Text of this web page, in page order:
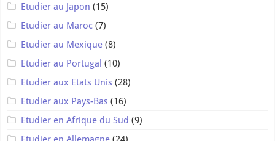
Etudier au Japon (15)
Etudier au Maroc (7)
Etudier au Mexique (8)
Etudier au Portugal (10)
Etudier aux Etats Unis (28)
Etudier aux Pays-Bas (16)
Etudier en Afrique du Sud (9)